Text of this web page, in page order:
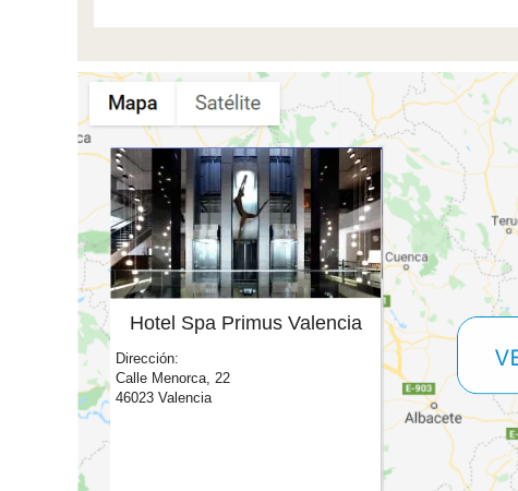
Hotel Spa Primus Valencia
Dirección:
Calle Menorca, 22
46023 Valencia